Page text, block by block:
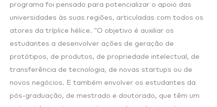
programa foi pensado para potencializar o apoio das
universidades às suas regiões, articuladas com todos os
atores da tríplice hélice. “O objetivo é auxiliar os
estudantes a desenvolver ações de geração de
protótipos, de produtos, de propriedade intelectual, de
transferência de tecnologia, de novas startups ou de
novos negócios. E também envolver os estudantes da
pós-graduação, de mestrado e doutorado, que têm um